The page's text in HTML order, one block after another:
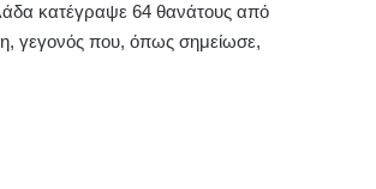
κατέγραψε 64 θανάτους από
γεγονός που, όπως σημείωσε,